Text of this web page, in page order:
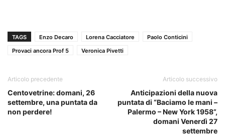
TAGS Enzo Decaro Lorena Cacciatore
Paolo Conticini
Provaci ancora Prof 5
Veronica Pivetti
Articolo precedente
Centovetrine: domani, 26
settembre, una puntata da
non perdere!
Articolo successivo
Anticipazioni della nuova
puntata di “Baciamo le mani –
Palermo – New York 1958”,
domani Venerdì 27
settembre